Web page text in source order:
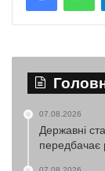
07.08.2026
Державні
передбачає